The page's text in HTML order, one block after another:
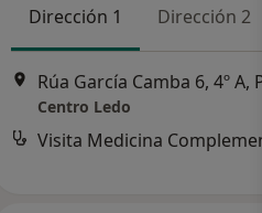
Dirección 1 Dirección 2
Rúa García Camba 6, 4º A,
Centro Ledo